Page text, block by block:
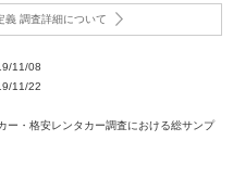
義 調査詳細について
11/08
11/22
ー・格安レンタカー調査における総サンプ